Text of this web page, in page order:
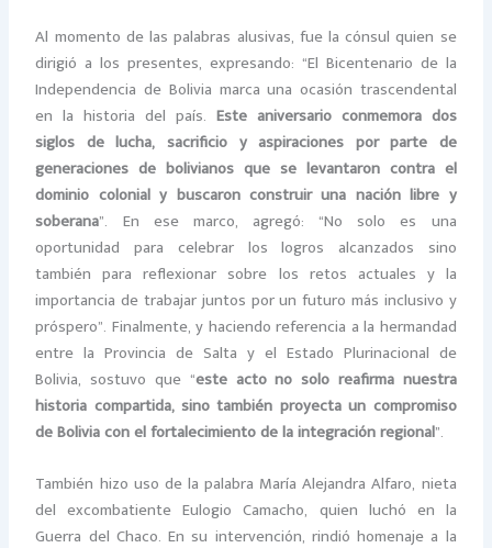
Al momento de las palabras alusivas, fue la cónsul quien se
dirigió a los presentes, expresando: “El Bicentenario de la
Independencia de Bolivia marca una ocasión trascendental
en la historia del país. Este aniversario conmemora dos
siglos de lucha, sacrificio y aspiraciones por parte de
generaciones de bolivianos que se levantaron contra el
dominio colonial y buscaron construir una nación libre y
soberana”. En ese marco, agregó: “No solo es una
oportunidad para celebrar los logros alcanzados sino
también para reflexionar sobre los retos actuales y la
importancia de trabajar juntos por un futuro más inclusivo y
próspero”. Finalmente, y haciendo referencia a la hermandad
entre la Provincia de Salta y el Estado Plurinacional de
Bolivia, sostuvo que “este acto no solo reafirma nuestra
historia compartida, sino también proyecta un compromiso
de Bolivia con el fortalecimiento de la integración regional”.
También hizo uso de la palabra María Alejandra Alfaro, nieta
del excombatiente Eulogio Camacho, quien luchó en la
Guerra del Chaco. En su intervención, rindió homenaje a la